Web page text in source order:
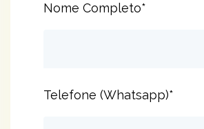
Nome Completo*
Telefone (Whatsapp)*